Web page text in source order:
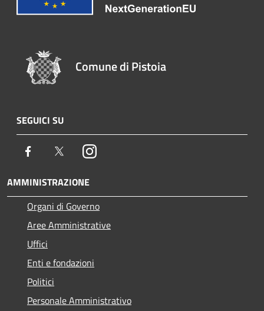
Comune di Pistoia
SEGUICI SU
Facebook TwitterInstagram
AMMINISTRAZIONE
Organi di Governo
Aree Amministrative
Uffici
Enti e fondazioni
Politici
Personale Amministrativo